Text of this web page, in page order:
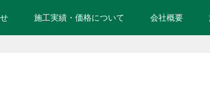
施工実績・価格について 会社概要